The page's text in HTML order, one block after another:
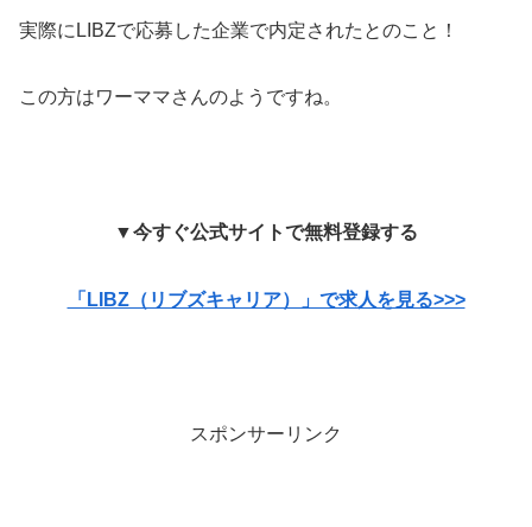
実際にLIBZで応募した企業で内定されたとのこと！
この方はワーママさんのようですね。
▼今すぐ公式サイトで無料登録する
「LIBZ（リブズキャリア）」で求人を見る>>>
スポンサーリンク